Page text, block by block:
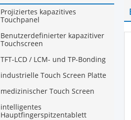
Projiziertes kapazitives
Touchpanel
Benutzerdefinierter kapazitiver
Touchscreen
TFT-LCD / LCM- und TP-Bonding
industrielle Touch Screen Platte
medizinischer Touch Screen
intelligentes
Hauptfingerspitzentablett